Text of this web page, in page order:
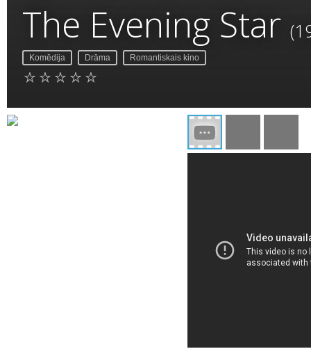
The Evening Star
Komēdija Drāma Romantiskais kino